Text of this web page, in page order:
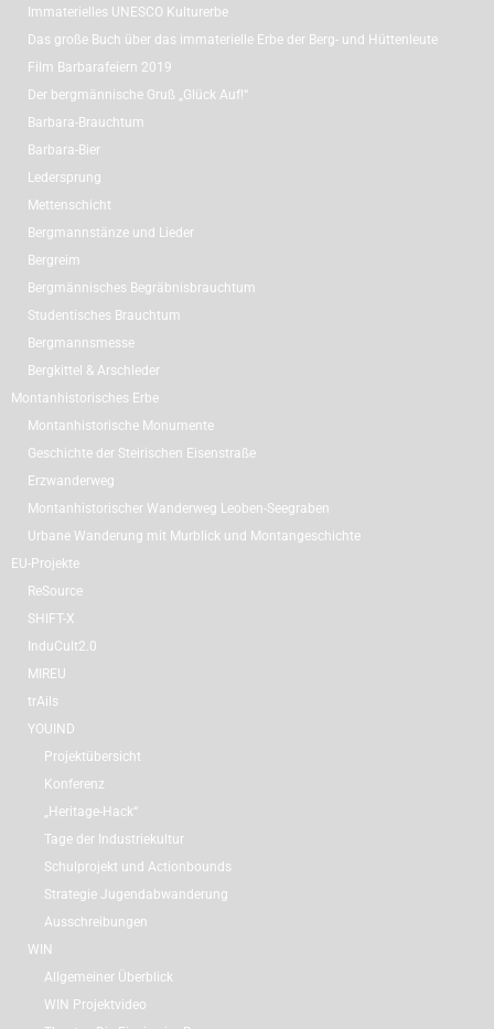
Immaterielles UNESCO Kulturerbe
Das große Buch über das immaterielle Erbe der Berg- und Hüttenleute
Film Barbarafeiern 2019
Der bergmännische Gruß „Glück Auf!“
Barbara-Brauchtum
Barbara-Bier
Ledersprung
Mettenschicht
Bergmannstänze und Lieder
Bergreim
Bergmännisches Begräbnisbrauchtum
Studentisches Brauchtum
Bergmannsmesse
Bergkittel & Arschleder
Montanhistorisches Erbe
Montanhistorische Monumente
Geschichte der Steirischen Eisenstraße
Erzwanderweg
Montanhistorischer Wanderweg Leoben-Seegraben
Urbane Wanderung mit Murblick und Montangeschichte
EU-Projekte
ReSource
SHIFT-X
InduCult2.0
MIREU
trAils
YOUIND
Projektübersicht
Konferenz
„Heritage-Hack“
Tage der Industriekultur
Schulprojekt und Actionbounds
Strategie Jugendabwanderung
Ausschreibungen
WIN
Allgemeiner Überblick
WIN Projektvideo